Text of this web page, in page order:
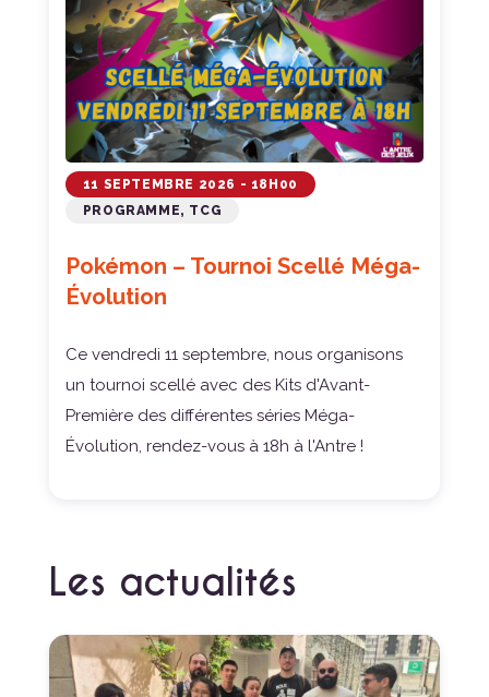
11 SEPTEMBRE 2026 - 18H00
PROGRAMME, TCG
Pokémon – Tournoi Scellé Méga-
Évolution
Ce vendredi 11 septembre, nous organisons
un tournoi scellé avec des Kits d'Avant-
Première des différentes séries Méga-
Évolution, rendez-vous à 18h à l'Antre !
Les actualités